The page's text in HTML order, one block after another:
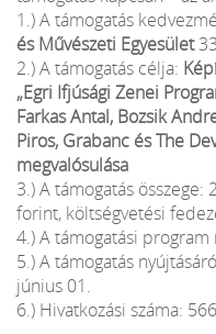
1.) A támogatás
és Művészeti Egyesület
2.) A támogatás célja:
„Egri Ifjúsági Zenei
Farkas Antal, Bozsik
Piros, Grabanc és The
megvalósulása
3.) A támogatás összege:
forint, költségvetési
4.) A támogatási
5.) A támogatás
június 01.
6.) Hivatkozási száma: